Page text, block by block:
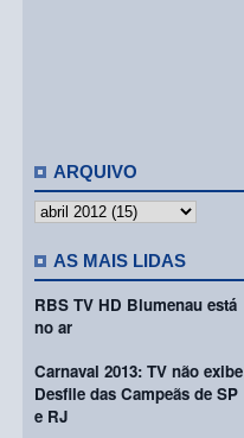
ARQUIVO
AS MAIS LIDAS
RBS TV HD Blumenau está
no ar
Carnaval 2013: TV não exibe
Desfile das Campeãs de SP
e RJ